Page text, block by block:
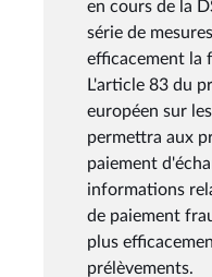
en cours de la
série de
efficacement la
L'article 83 du
européen sur
permettra aux
paiement
informations
de paiement
plus
prélèvements.